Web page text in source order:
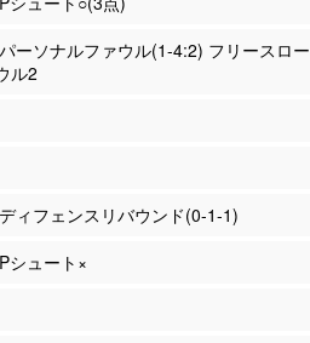
ーソナルファウル(1-4:2) フリースロー
ル2
ィフェンスリバウンド(0-1-1)
シュート×